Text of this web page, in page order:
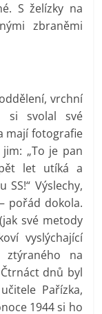
S želízky na
zbraněmi
vrchní
si svolal své
mají fotografie
„To je pan
let utíká a
Výslechy,
pořád dokola.
své metody
vyslýchající
ztýraného na
dnů byl
Pařízka,
1944 si ho